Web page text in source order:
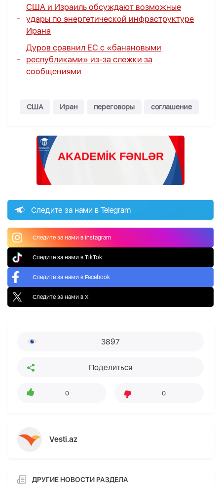
США и Израиль обсуждают возможные
удары по энергетической инфраструктуре
Ирана
Дуров сравнил ЕС с «банановыми
республиками» из-за слежки за
сообщениями
США Иран переговоры соглашение
Следите за нами в Telegram
Следите за нами в Instagram
Следите за нами в TikTok
Следите за нами в Facebook
Следите за нами в X
3897
Поделиться
0 0
Vesti.az
ДРУГИЕ НОВОСТИ РАЗДЕЛА